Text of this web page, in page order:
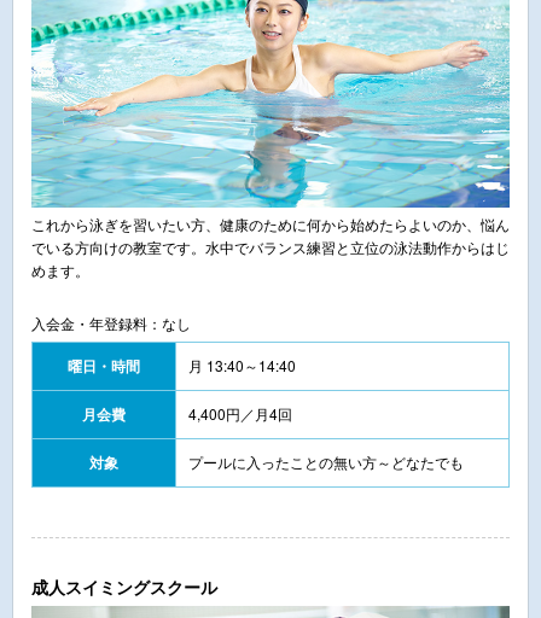
これから泳ぎを習いたい方、健康のために何から始めたらよいのか、悩ん
でいる方向けの教室です。水中でバランス練習と立位の泳法動作からはじ
めます。
入会金・年登録料：なし
曜日・時間 月 13:40～14:40
月会費 4,400円／月4回
対象 プールに入ったことの無い方～どなたでも
成人スイミングスクール